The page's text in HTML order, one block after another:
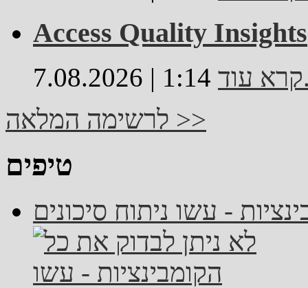
Access Quality Insights
7.08.2026 | 1:14
לרשימה המלאה >>
טיפים
- עשו ניתוח סיכונים